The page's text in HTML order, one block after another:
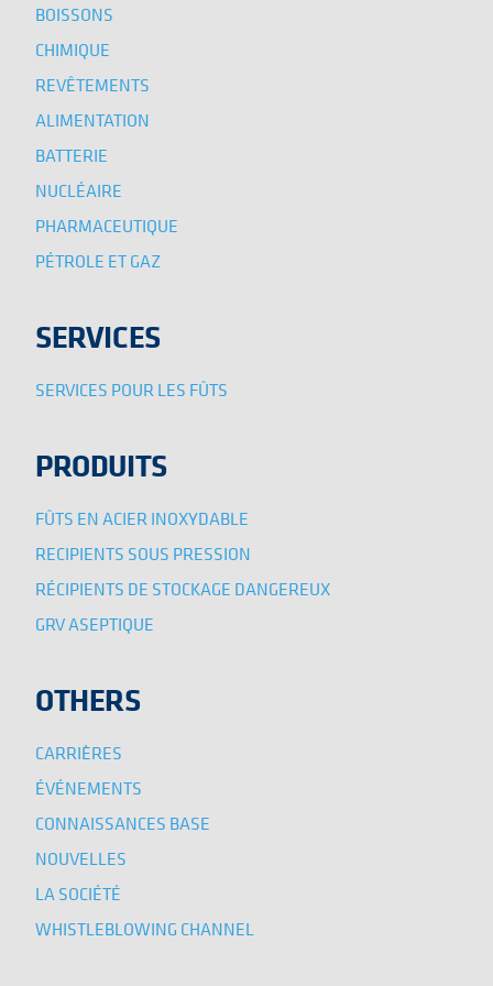
BOISSONS
CHIMIQUE
REVÊTEMENTS
ALIMENTATION
BATTERIE
NUCLÉAIRE
PHARMACEUTIQUE
PÉTROLE ET GAZ
SERVICES
SERVICES POUR LES FÛTS
PRODUITS
FÛTS EN ACIER INOXYDABLE
RECIPIENTS SOUS PRESSION
RÉCIPIENTS DE STOCKAGE DANGEREUX
GRV ASEPTIQUE
OTHERS
CARRIÈRES
ÉVÉNEMENTS
CONNAISSANCES BASE
NOUVELLES
LA SOCIÉTÉ
WHISTLEBLOWING CHANNEL